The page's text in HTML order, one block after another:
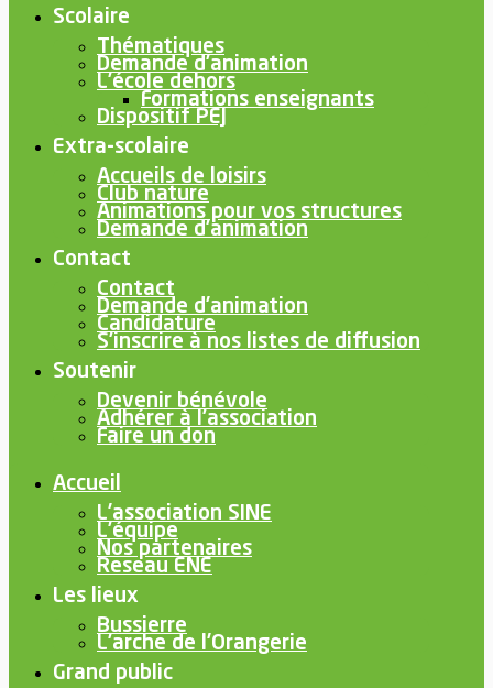
Scolaire
Thématiques
Demande d’animation
L’école dehors
Formations enseignants
Dispositif PEJ
Extra-scolaire
Accueils de loisirs
Club nature
Animations pour vos structures
Demande d’animation
Contact
Contact
Demande d’animation
Candidature
S’inscrire à nos listes de diffusion
Soutenir
Devenir bénévole
Adhérer à l’association
Faire un don
Accueil
L’association SINE
L’équipe
Nos partenaires
Reseau ENE
Les lieux
Bussierre
L’arche de l’Orangerie
Grand public